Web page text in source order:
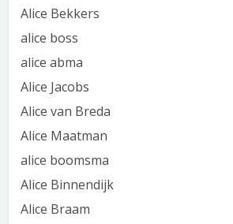
Alice Bekkers
alice boss
alice abma
Alice Jacobs
Alice van Breda
Alice Maatman
alice boomsma
Alice Binnendijk
Alice Braam